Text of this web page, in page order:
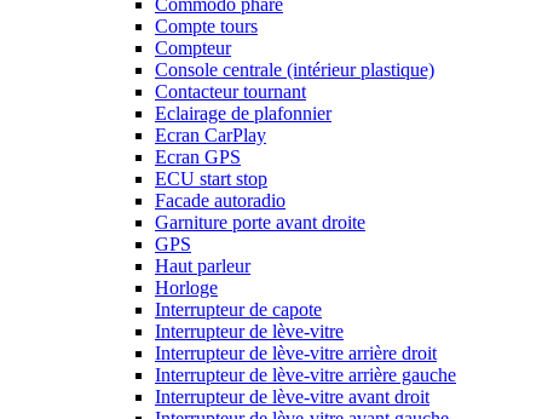
Commodo phare
Compte tours
Compteur
Console centrale (intérieur plastique)
Contacteur tournant
Eclairage de plafonnier
Ecran CarPlay
Ecran GPS
ECU start stop
Facade autoradio
Garniture porte avant droite
GPS
Haut parleur
Horloge
Interrupteur de capote
Interrupteur de lève-vitre
Interrupteur de lève-vitre arrière droit
Interrupteur de lève-vitre arrière gauche
Interrupteur de lève-vitre avant droit